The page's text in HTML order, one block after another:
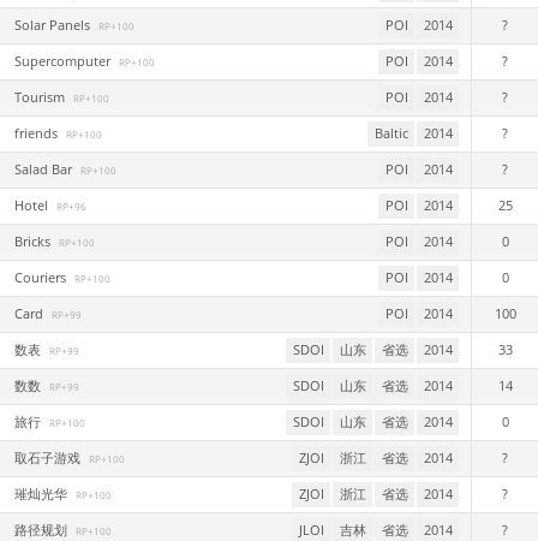
Solar Panels RP+100 POI 2014 ?
Supercomputer RP+100 POI 2014 ?
Tourism RP+100 POI 2014 ?
friends RP+100 Baltic 2014 ?
Salad Bar RP+100 POI 2014 ?
Hotel RP+96 POI 2014 25
Bricks RP+100 POI 2014 0
Couriers RP+100 POI 2014 0
Card RP+99 POI 2014 100
数表 RP+99 SDOI 山东 省选 2014 33
数数 RP+99 SDOI 山东 省选 2014 14
旅行 RP+100 SDOI 山东 省选 2014 0
取石子游戏 RP+100 ZJOI 浙江 省选 2014 ?
璀灿光华 RP+100 ZJOI 浙江 省选 2014 ?
路径规划 RP+100 JLOI 吉林 省选 2014 ?